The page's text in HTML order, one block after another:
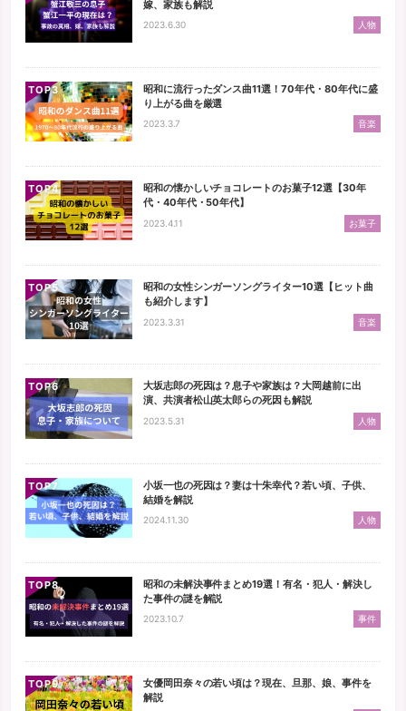
嫁、家族も解説
2023.6.30 人物
TOP
昭和に流行ったダンス曲11選！70年代・80年代に盛
り上がる曲を厳選
2023.3.7 音楽
TOP
昭和の懐かしいチョコレートのお菓子12選【30年
代・40年代・50年代】
2023.4.11 お菓子
TOP
昭和の女性シンガーソングライター10選【ヒット曲
も紹介します】
2023.3.31 音楽
TOP
大坂志郎の死因は？息子や家族は？大岡越前に出
演、共演者松山英太郎らの死因も解説
2023.5.31 人物
TOP
小坂一也の死因は？妻は十朱幸代？若い頃、子供、
結婚を解説
2024.11.30 人物
TOP
昭和の未解決事件まとめ19選！有名・犯人・解決し
た事件の謎を解説
2023.10.7 事件
TOP
女優岡田奈々の若い頃は？現在、旦那、娘、事件を
解説